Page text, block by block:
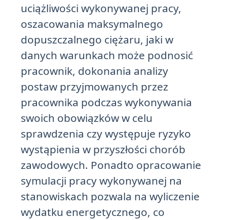
uciążliwości wykonywanej pracy,
oszacowania maksymalnego
dopuszczalnego ciężaru, jaki w
danych warunkach może podnosić
pracownik, dokonania analizy
postaw przyjmowanych przez
pracownika podczas wykonywania
swoich obowiązków w celu
sprawdzenia czy występuje ryzyko
wystąpienia w przyszłości chorób
zawodowych. Ponadto opracowanie
symulacji pracy wykonywanej na
stanowiskach pozwala na wyliczenie
wydatku energetycznego, co